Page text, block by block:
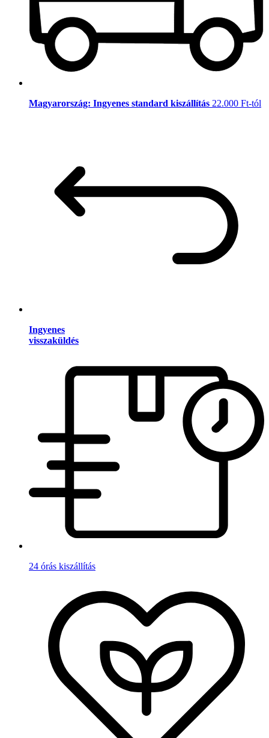
Magyarország: Ingyenes standard kiszállítás 22.000 Ft-tól
Ingyenes
visszaküldés
24 órás kiszállítás